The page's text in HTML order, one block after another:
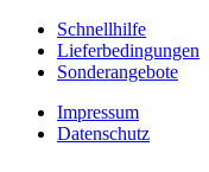
Schnellhilfe
Lieferbedingungen
Sonderangebote
Impressum
Datenschutz